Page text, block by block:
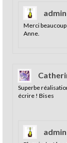
admin
Merci
Anne.
Superbe
écrire ! Bises
admin